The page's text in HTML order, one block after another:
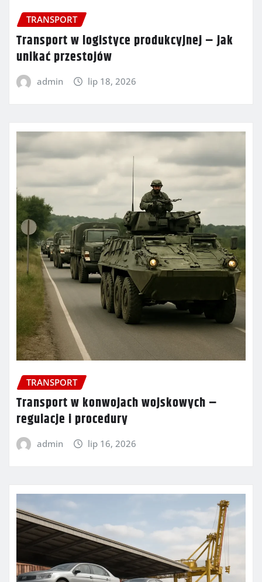
TRANSPORT
Transport w logistyce produkcyjnej – jak
unikać przestojów
admin lip 18, 2026
TRANSPORT
Transport w konwojach wojskowych –
regulacje i procedury
admin lip 16, 2026